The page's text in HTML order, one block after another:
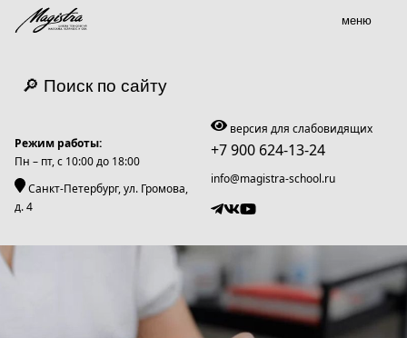
🔎 Поиск по сайту
Режим работы:
Пн – пт, c 10:00 до 18:00
Санкт-Петербург, ул. Громова,
д. 4
версия для слабовидящих
+7 900 624-13-24
info@magistra-school.ru
меню